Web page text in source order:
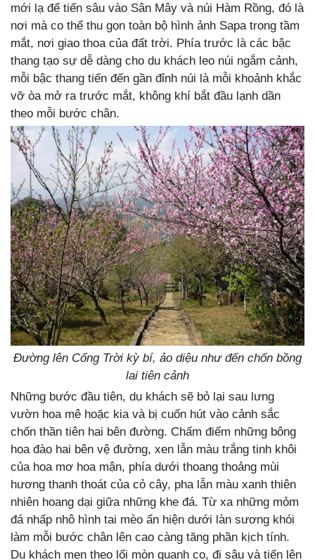
mới lạ để tiến sâu vào Sân Mây và núi Hàm Rồng, đó là
nơi mà co thể thu gọn toàn bộ hình ảnh Sapa trong tầm
mắt, nơi giao thoa của đất trời. Phía trước là các bậc
thang tạo sự dễ dàng cho du khách leo núi ngắm cảnh,
mỗi bậc thang tiến đến gần đỉnh núi là mỗi khoảnh khắc
vỡ òa mở ra trước mắt, không khí bắt đầu lạnh dần
theo mỗi bước chân.
Đường lên Cổng Trời kỳ bí, ảo diệu như đến chốn bồng
lai tiên cảnh
Những bước đầu tiên, du khách sẽ bỏ lại sau lưng
vườn hoa mê hoặc kia và bị cuốn hút vào cảnh sắc
chốn thần tiên hai bên đường. Chấm điểm những bông
hoa đào hai bên vệ đường, xen lẫn màu trắng tinh khôi
của hoa mơ hoa mận, phía dưới thoang thoảng mùi
hương thanh thoát của cỏ cây, pha lẫn màu xanh thiên
nhiên hoang dại giữa những khe đá. Từ xa những mỏm
đá nhấp nhô hình tai mèo ẩn hiện dưới làn sương khói
làm mỗi bước chân lên cao càng tăng phần kịch tính.
Du khách men theo lối mòn quanh co, đi sâu và tiến lên